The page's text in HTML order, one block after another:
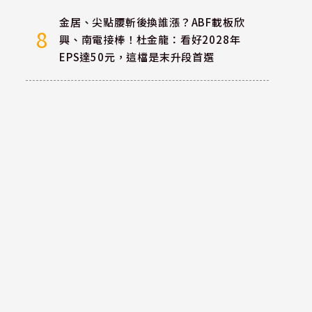
8
金居、尖點腰斬後換誰漲？ABF載板欣
興、南電接棒！杜金龍：看好2028年
EPS達50元，這檔是末升段首選